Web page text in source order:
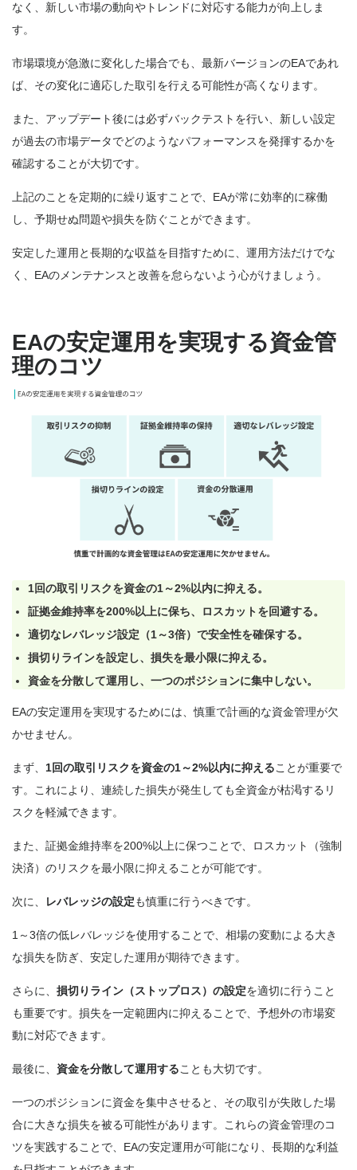
なく、新しい市場の動向やトレンドに対応する能力が向上しま
す。
市場環境が急激に変化した場合でも、最新バージョンのEAであれ
ば、その変化に適応した取引を行える可能性が高くなります。
また、アップデート後には必ずバックテストを行い、新しい設定
が過去の市場データでどのようなパフォーマンスを発揮するかを
確認することが大切です。
上記のことを定期的に繰り返すことで、EAが常に効率的に稼働
し、予期せぬ問題や損失を防ぐことができます。
安定した運用と長期的な収益を目指すために、運用方法だけでな
く、EAのメンテナンスと改善を怠らないよう心がけましょう。
EAの安定運用を実現する資金管
理のコツ
1回の取引リスクを資金の1～2%以内に抑える。
証拠金維持率を200%以上に保ち、ロスカットを回避する。
適切なレバレッジ設定（1～3倍）で安全性を確保する。
損切りラインを設定し、損失を最小限に抑える。
資金を分散して運用し、一つのポジションに集中しない。
EAの安定運用を実現するためには、慎重で計画的な資金管理が欠
かせません。
まず、 1回の取引リスクを資金の1～2%以内に抑えることが重要で
す。これにより、連続した損失が発生しても全資金が枯渇するリ
スクを軽減できます。
また、証拠金維持率を200%以上に保つことで、ロスカット（強制
決済）のリスクを最小限に抑えることが可能です。
次に、 レバレッジの設定も慎重に行うべきです。
1～3倍の低レバレッジを使用することで、相場の変動による大き
な損失を防ぎ、安定した運用が期待できます。
さらに、 損切りライン（ストップロス）の設定を適切に行うこと
も重要です。損失を一定範囲内に抑えることで、予想外の市場変
動に対応できます。
最後に、 資金を分散して運用することも大切です。
一つのポジションに資金を集中させると、その取引が失敗した場
合に大きな損失を被る可能性があります。これらの資金管理のコ
ツを実践することで、EAの安定運用が可能になり、長期的な利益